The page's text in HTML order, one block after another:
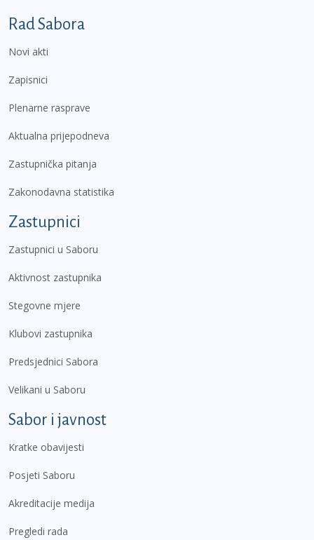
Podnožje prvi izbornik
Rad Sabora
Novi akti
Zapisnici
Plenarne rasprave
Aktualna prijepodneva
Zastupnička pitanja
Zakonodavna statistika
Zastupnici
Zastupnici u Saboru
Aktivnost zastupnika
Stegovne mjere
Klubovi zastupnika
Predsjednici Sabora
Velikani u Saboru
Sabor i javnost
Kratke obavijesti
Posjeti Saboru
Akreditacije medija
Pregledi rada